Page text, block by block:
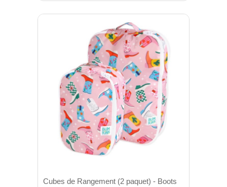
Cubes de Rangement (2 paquet) - Boots